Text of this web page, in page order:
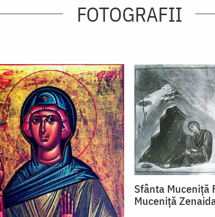
FOTOGRAFII
Sfânta Muceniță
Muceniță